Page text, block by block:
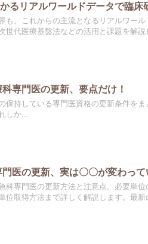
るリアルワールドデータで臨
も。これからの主流となるリアルワー
世代医療基盤法などの活用と課題を解説
専門医の更新、要点だけ！
保持している専門医資格の更新条件を
しか...
門医の更新、実は〇〇が変わって
科専門医の更新方法と注意点。必要単
位取得方法まで詳しく解説します。最新